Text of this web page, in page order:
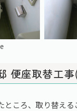
便座取替工
ところ、取り替える